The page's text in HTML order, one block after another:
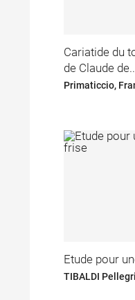
Cariatide du
de Claude
Primaticcio,
Etude pour
TIBALDI